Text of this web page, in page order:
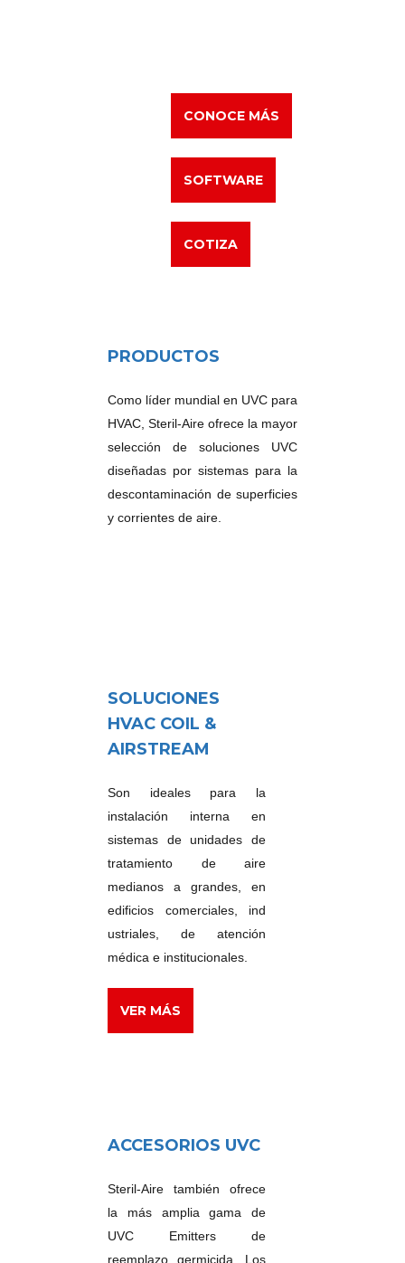
CONOCE MÁS
SOFTWARE
COTIZA
PRODUCTOS
Como líder mundial en UVC para
HVAC, Steril-Aire ofrece la mayor
selección de soluciones UVC
diseñadas por sistemas para la
descontaminación de superficies
y corrientes de aire.
SOLUCIONES
HVAC COIL &
AIRSTREAM
Son ideales para la
instalación interna en
sistemas de unidades de
tratamiento de aire
medianos a grandes, en
edificios comerciales, ind
ustriales, de atención
médica e institucionales.
VER MÁS
ACCESORIOS UVC
Steril-Aire también ofrece
la más amplia gama de
UVC Emitters de
reemplazo germicida. Los